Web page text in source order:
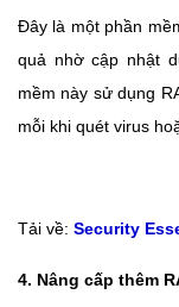
Đây là một phần
quả nhờ cập nhật
mềm này sử dụng
mỗi khi quét virus
Tải về: Security
4. Nâng cấp thêm